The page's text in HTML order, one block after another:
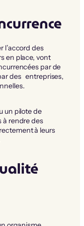
l’accord des
en place, vont
par de
des entreprises,
un pilote de
à rendre des
à leurs